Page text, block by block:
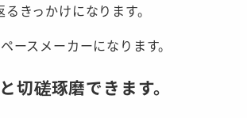
きっかけになります。
ースメーカーになります。
切磋琢磨できます。